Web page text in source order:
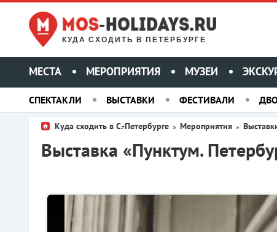
КУДА СХОДИТЬ В ПЕТЕРБУРГЕ
МЕСТА МЕРОПРИЯТИЯ МУЗЕИ
СПЕКТАКЛИ ВЫСТАВКИ ФЕСТИВАЛИ
Куда сходить в С.-Петербурге » Мероприятия »
Выставка «Пунктум.